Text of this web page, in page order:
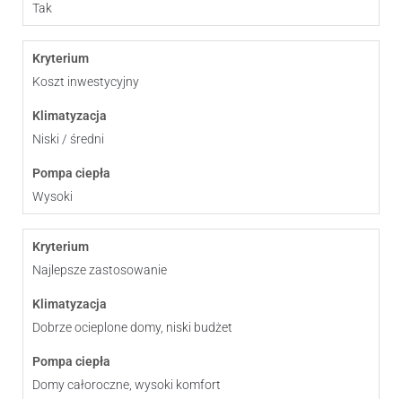
Tak
Koszt inwestycyjny
Niski / średni
Wysoki
Najlepsze zastosowanie
Dobrze ocieplone domy, niski budżet
Domy całoroczne, wysoki komfort